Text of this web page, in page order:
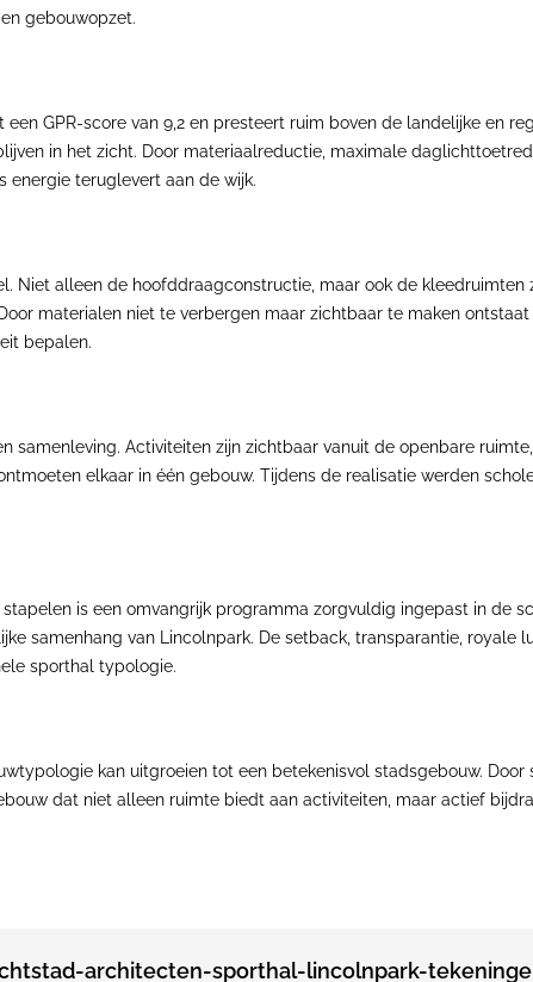
gebouwopzet.
GPR-score van 9,2 en presteert ruim boven de landelijke en
in het zicht. Door materiaalreductie, maximale
energie teruglevert aan de wijk.
Niet alleen de hoofddraagconstructie, maar ook de
materialen niet te verbergen maar zichtbaar te maken
bepalen.
samenleving. Activiteiten zijn zichtbaar vanuit de openbare
elkaar in één gebouw. Tijdens de realisatie werden
is een omvangrijk programma zorgvuldig ingepast in de
samenhang van Lincolnpark. De setback, transparantie, royale
sporthal typologie.
kan uitgroeien tot een betekenisvol stadsgebouw.
dat niet alleen ruimte biedt aan activiteiten, maar actief
architecten-sporthal-lincolnpark-